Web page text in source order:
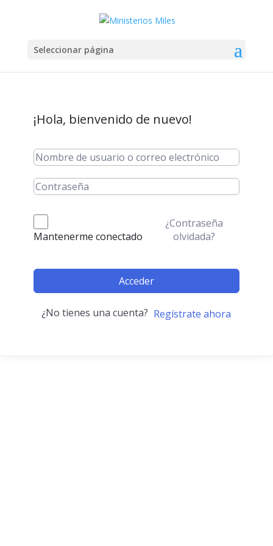
Seleccionar página
¡Hola, bienvenido de nuevo!
Mantenerme conectado
¿Contraseña
olvidada?
Acceder
¿No tienes una cuenta? Regístrate ahora